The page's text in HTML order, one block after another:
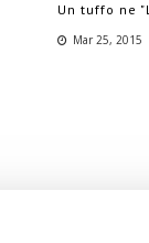
Un tuffo ne
Mar 25, 2015